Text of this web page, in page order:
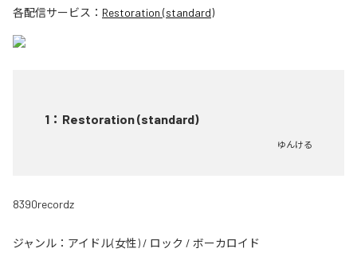
各配信サービス： Restoration (standard)
1 ： Restoration (standard)
ゆんける
8390recordz
ジャンル： アイドル(女性) / ロック / ボーカロイド